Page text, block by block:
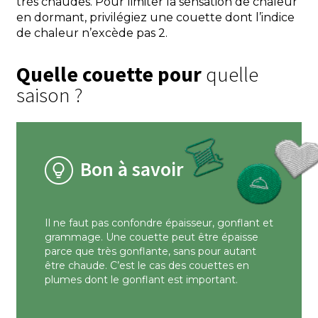
en dormant, privilégiez une couette dont l’indice
de chaleur n’excède pas 2.
Quelle couette pourquelle
saison ?
Bon à savoir
Il ne faut pas confondre épaisseur, gonflant et
grammage. Une couette peut être épaisse
parce que très gonflante, sans pour autant
être chaude. C’est le cas des couettes en
plumes dont le gonflant est important.